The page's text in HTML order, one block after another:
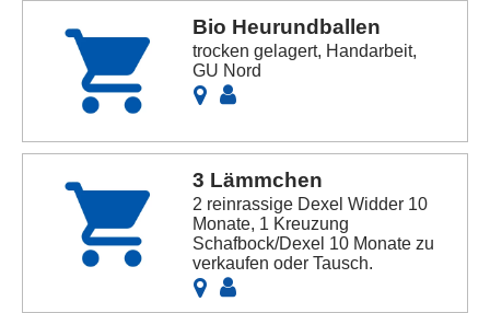
Bio Heurundballen
trocken gelagert, Handarbeit,
GU Nord
3 Lämmchen
2 reinrassige Dexel Widder 10
Monate, 1 Kreuzung
Schafbock/Dexel 10 Monate zu
verkaufen oder Tausch.